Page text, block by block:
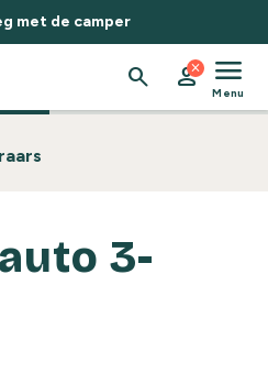
met de camper
search person
close menu
Menu
3-